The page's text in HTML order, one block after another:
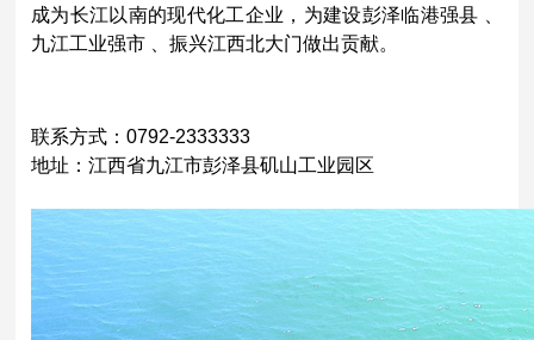
成为长江以南的现代化工企业，为建设彭泽临港强县 、
九江工业强市 、振兴江西北大门做出贡献。
联系方式：0792-2333333
地址：江西省九江市彭泽县矶山工业园区